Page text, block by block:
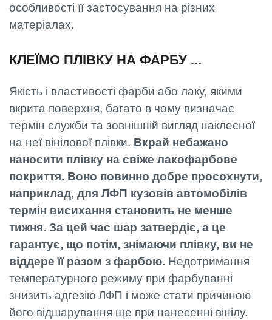
особливості її застосування на різних
матеріалах.
КЛЕЇМО ПЛІВКУ НА ФАРБУ ...
Якість і властивості фарби або лаку, якими
вкрита поверхня, багато в чому визначає
термін служби та зовнішній вигляд наклеєної
на неї вінілової плівки. Вкрай небажано
наносити плівку на свіже лакофарбове
покриття. Воно повинно добре просохнути,
наприклад, для ЛФП кузовів автомобілів
термін висихання становить не менше
тижня. За цей час шар затвердіє, а це
гарантує, що потім, знімаючи плівку, ви не
віддере її разом з фарбою. Недотримання
температурного режиму при фарбуванні
знизить адгезію ЛФП і може стати причиною
його відшарування ще при нанесенні вінілу.